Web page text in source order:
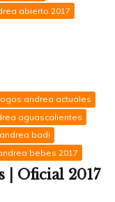
abierto 2017
andrea actuales
aguascalientes
badi
bebes 2017
| Oficial 2017